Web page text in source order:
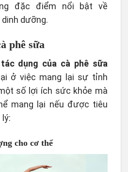
đặc điểm nổi bật về
dưỡng.
phê sữa
tác dụng của cà phê sữa
ở việc mang lại sự tỉnh
số lợi ích sức khỏe mà
mang lại nếu được tiêu
cho cơ thể